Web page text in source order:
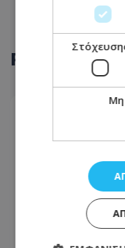
ΡΟΗ
06.08.2026 - 18:54
LIVE: Λίνκολντ
Μη